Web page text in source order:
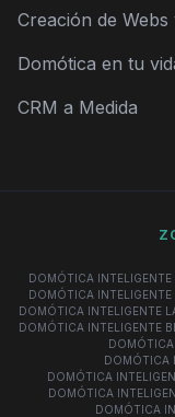
Creación de
Domótica en tu
CRM a Medida
DOMÓTICA INTELIGENTE
DOMÓTICA INTELIGENTE
DOMÓTICA INTELIGENTE
DOMÓTICA INTELIGENTE
DOMÓTICA
DOMÓTICA
DOMÓTICA
DOMÓTICA
DOMÓTICA